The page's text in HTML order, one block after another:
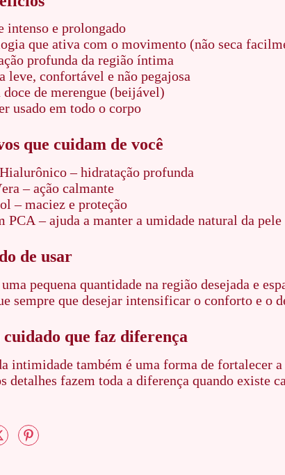
intenso e prolongado
que ativa com o movimento (não seca
profunda da região íntima
leve, confortável e não pegajosa
doce de merengue (beijável)
usado em todo o corpo
que cuidam de você
– hidratação profunda
– ação calmante
– maciez e proteção
PCA – ajuda a manter a umidade natural da pele
de usar
pequena quantidade na região desejada e
sempre que desejar intensificar o conforto e o
cuidado que faz diferença
intimidade também é uma forma de fortalecer a
detalhes fazem toda a diferença quando existe